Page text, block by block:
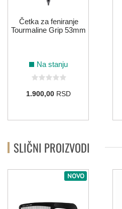
Četka za feniranje
Tourmaline Grip 53mm
Na stanju
1.900,00RSD
SLIČNI PROIZVODI
NOVO